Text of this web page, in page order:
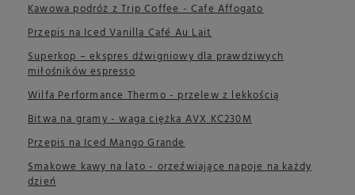
Kawowa podróż z Trip Coffee - Cafe Affogato
Przepis na Iced Vanilla Café Au Lait
Superkop – ekspres dźwigniowy dla prawdziwych
miłośników espresso
Wilfa Performance Thermo - przelew z lekkością
Bitwa na gramy - waga ciężka AVX KC230M
Przepis na Iced Mango Grande
Smakowe kawy na lato - orzeźwiające napoje na każdy
dzień